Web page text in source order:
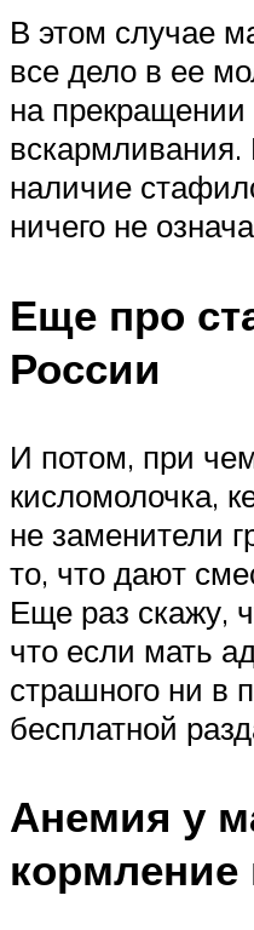
В этом случае
все дело в ее
на прекращении
наличие
ничего не
Еще про
России
И потом, при
кисломолочка,
не заменители
то, что дают
Еще раз скажу,
что если мать
страшного ни в
бесплатной
Анемия у
кормление